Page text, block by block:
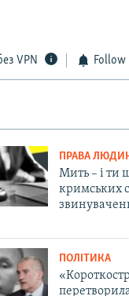
VPN Follow
ПРАВА
Мить – і ти
кримських
ПОЛІТИКА